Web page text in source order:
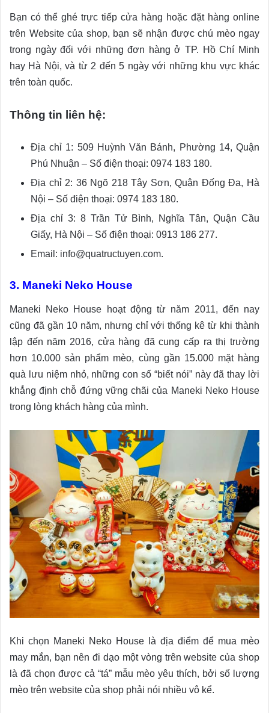
Bạn có thể ghé trực tiếp cửa hàng hoặc đặt hàng online
trên Website của shop, bạn sẽ nhận được chú mèo ngay
trong ngày đối với những đơn hàng ở TP. Hồ Chí Minh
hay Hà Nội, và từ 2 đến 5 ngày với những khu vực khác
trên toàn quốc.
Thông tin liên hệ:
Địa chỉ 1: 509 Huỳnh Văn Bánh, Phường 14, Quận
Phú Nhuận – Số điện thoại: 0974 183 180.
Địa chỉ 2: 36 Ngõ 218 Tây Sơn, Quận Đống Đa, Hà
Nội – Số điện thoại: 0974 183 180.
Địa chỉ 3: 8 Trần Tử Bình, Nghĩa Tân, Quận Cầu
Giấy, Hà Nội – Số điện thoại: 0913 186 277.
Email: info@quatructuyen.com.
3. Maneki Neko House
Maneki Neko House hoạt động từ năm 2011, đến nay
cũng đã gần 10 năm, nhưng chỉ với thống kê từ khi thành
lập đến năm 2016, cửa hàng đã cung cấp ra thị trường
hơn 10.000 sản phẩm mèo, cùng gần 15.000 mặt hàng
quà lưu niệm nhỏ, những con số “biết nói” này đã thay lời
khẳng định chỗ đứng vững chãi của Maneki Neko House
trong lòng khách hàng của mình.
Khi chọn Maneki Neko House là địa điểm để mua mèo
may mắn, bạn nên đi dạo một vòng trên website của shop
là đã chọn được cả “tá” mẫu mèo yêu thích, bởi số lượng
mèo trên website của shop phải nói nhiều vô kể.